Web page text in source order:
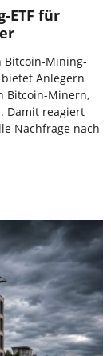
ETF für
Bitcoin-Mining-
bietet Anlegern
Bitcoin-Minern,
Damit reagiert
Nachfrage nach